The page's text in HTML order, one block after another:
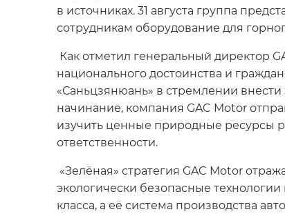
в источниках. 31 августа группа
сотрудникам оборудование для
Как отметил генеральный директор
национального достоинства и
«Саньцзянюань» в стремлении
начинание, компания GAC Motor
изучить ценные природные ресурсы
ответственности.
«Зелёная» стратегия GAC Motor
экологически безопасные
класса, а её система производства